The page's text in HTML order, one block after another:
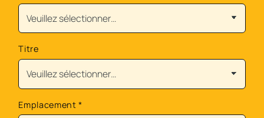
Titre
Emplacement*